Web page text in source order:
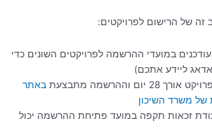
זה של הרישום לפרויקטים:
במועדי ההרשמה לפרויקטים השונים כדי
ליידע אתכם)
יום וההרשמה מתבצעת
באתר
של משרד השיכון
זכאות תקפה במועד פתיחת ההרשמה יכול